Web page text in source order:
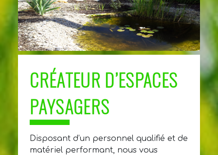
CRÉATEUR D’ESPACES
PAYSAGERS
Disposant d’un personnel qualifié et de
matériel performant, nous vous